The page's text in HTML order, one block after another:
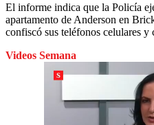
El informe indica que la Policía
apartamento de Anderson en
confiscó sus teléfonos celulares y
Videos Semana